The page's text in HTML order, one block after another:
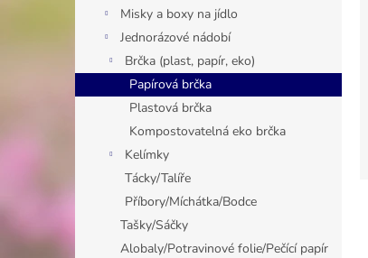
Misky a boxy na jídlo
Jednorázové nádobí
Brčka (plast, papír, eko)
Papírová brčka
Plastová brčka
Kompostovatelná eko brčka
Kelímky
Tácky/Talíře
Příbory/Míchátka/Bodce
Tašky/Sáčky
Alobaly/Potravinové folie/Pečící papír